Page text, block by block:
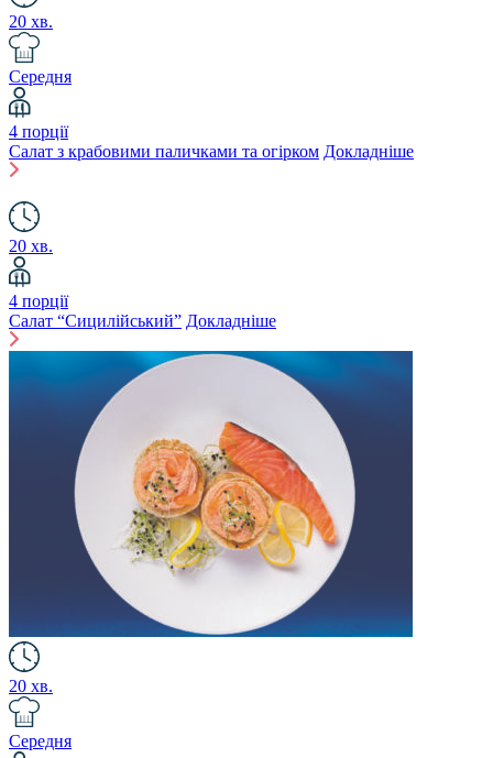
20 хв.
Середня
4 порції
Салат з крабовими паличками та огірком Докладніше
20 хв.
4 порції
Салат “Сицилійський” Докладніше
20 хв.
Середня